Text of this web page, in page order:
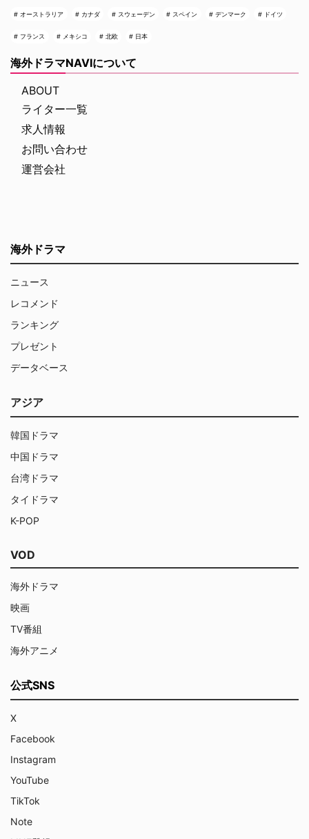
オーストラリア カナダ スウェーデン スペイン デンマーク ドイツ
フランス メキシコ 北欧 日本
海外ドラマNAVIについて
ABOUT
ライター一覧
求人情報
お問い合わせ
運営会社
海外ドラマ
ニュース
レコメンド
ランキング
プレゼント
データベース
アジア
韓国ドラマ
中国ドラマ
台湾ドラマ
タイドラマ
K-POP
VOD
海外ドラマ
映画
TV番組
海外アニメ
公式SNS
X
Facebook
Instagram
YouTube
TikTok
Note